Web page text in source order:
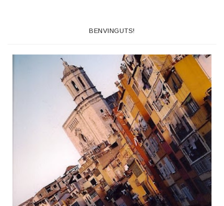
BENVINGUTS!